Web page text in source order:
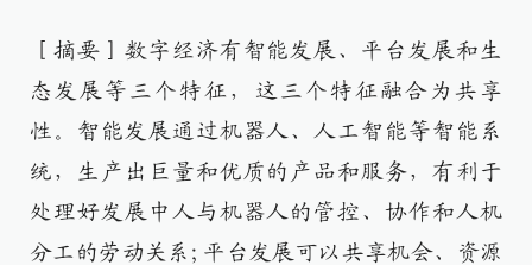
［摘要］数字经济有智能发展、平台发展和生
态发展等三个特征，这三个特征融合为共享
性。智能发展通过机器人、人工智能等智能系
统，生产出巨量和优质的产品和服务，有利于
处理好发展中人与机器人的管控、协作和人机
分工的劳动关系;平台发展可以共享机会、资源